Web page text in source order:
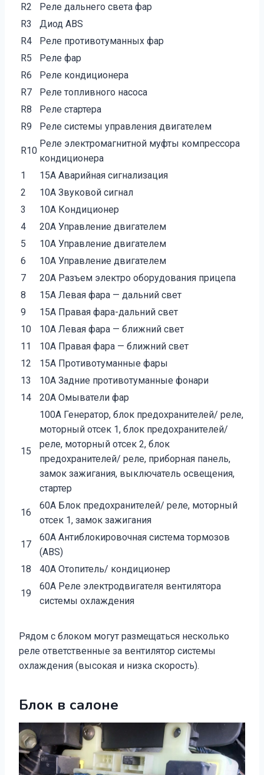
R2
Реле дальнего света фар
R3
Диод ABS
R4
Реле противотуманных фар
R5
Реле фар
R6
Реле кондиционера
R7
Реле топливного насоса
R8
Реле стартера
R9
Реле системы управления двигателем
R10
Реле электромагнитной муфты компрессора
кондиционера
1
15A Аварийная сигнализация
2
10A Звуковой сигнал
3
10A Кондиционер
4
20A Управление двигателем
5
10A Управление двигателем
6
10A Управление двигателем
7
20A Разъем электро оборудования прицепа
8
15A Левая фара — дальний свет
9
15A Правая фара-дальний свет
10
10A Левая фара — ближний свет
11
10A Правая фара — ближний свет
12
15A Противотуманные фары
13
10A Задние противотуманные фонари
14
20A Омыватели фар
15
100A Генератор, блок предохранителей/ реле,
моторный отсек 1, блок предохранителей/
реле, моторный отсек 2, блок
предохранителей/ реле, приборная панель,
замок зажигания, выключатель освещения,
стартер
16
60A Блок предохранителей/ реле, моторный
отсек 1, замок зажигания
17
60A Антиблокировочная система тормозов
(ABS)
18
40A Отопитель/ кондиционер
19
60A Реле электродвигателя вентилятора
системы охлаждения
Рядом с блоком могут размещаться несколько
реле ответственные за вентилятор системы
охлаждения (высокая и низка скорость).
Блок в салоне